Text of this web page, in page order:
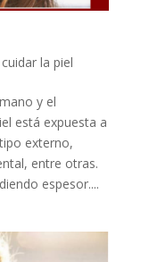
la piel
y el
está expuesta a
externo,
entre otras.
espesor....